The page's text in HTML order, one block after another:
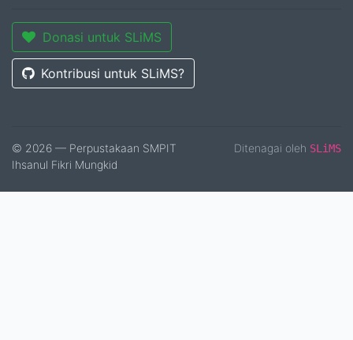
Donasi untuk SLiMS
Kontribusi untuk SLiMS?
© 2026 — Perpustakaan SMPIT
Ihsanul Fikri Mungkid
Ditenagai oleh SLiMS